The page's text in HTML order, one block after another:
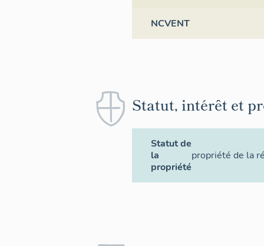
NCVENT
Statut, intérêt et
Statut de
la
propriété
propriété de la